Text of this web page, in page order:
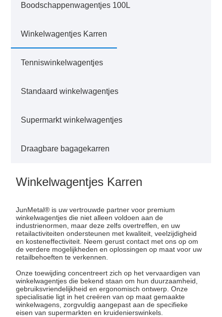
Boodschappenwagentjes 100L
Winkelwagentjes Karren
Tenniswinkelwagentjes
Standaard winkelwagentjes
Supermarkt winkelwagentjes
Draagbare bagagekarren
Winkelwagentjes Karren
JunMetal® is uw vertrouwde partner voor premium
winkelwagentjes die niet alleen voldoen aan de
industrienormen, maar deze zelfs overtreffen, en uw
retailactiviteiten ondersteunen met kwaliteit, veelzijdigheid
en kosteneffectiviteit. Neem gerust contact met ons op om
de verdere mogelijkheden en oplossingen op maat voor uw
retailbehoeften te verkennen.
Onze toewijding concentreert zich op het vervaardigen van
winkelwagentjes die bekend staan ​​om hun duurzaamheid,
gebruiksvriendelijkheid en ergonomisch ontwerp. Onze
specialisatie ligt in het creëren van op maat gemaakte
winkelwagens, zorgvuldig aangepast aan de specifieke
eisen van supermarkten en kruidenierswinkels.